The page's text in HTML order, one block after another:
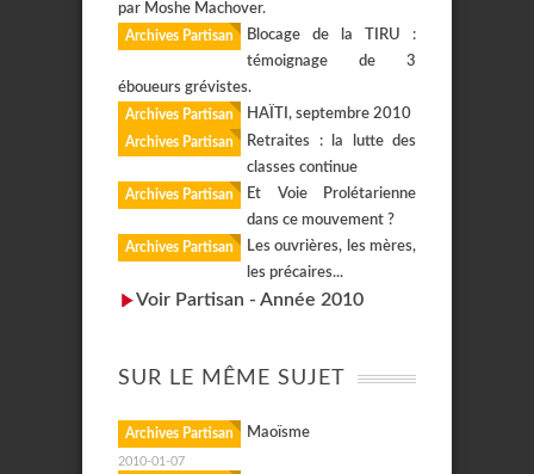
par Moshe Machover.
Archives Partisan
Blocage de la TIRU :
témoignage de 3
éboueurs grévistes.
Archives Partisan HAÏTI, septembre 2010
Archives Partisan
Retraites : la lutte des
classes continue
Archives Partisan
Et Voie Prolétarienne
dans ce mouvement ?
Archives Partisan
Les ouvrières, les mères,
les précaires...
Voir Partisan - Année 2010
SUR LE MÊME SUJET
Archives Partisan Maoïsme
2010-01-07